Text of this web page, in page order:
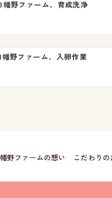
幡野ファーム、育成洗浄
幡野ファーム、入卵作業
幡野ファームの想い こだわり